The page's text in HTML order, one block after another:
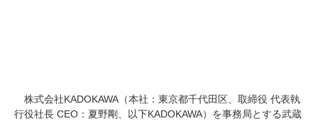
株式会社KADOKAWA（本社：東京都千代田区、取締役 代表執
行役社長 CEO：夏野剛、以下KADOKAWA）を事務局とする武蔵